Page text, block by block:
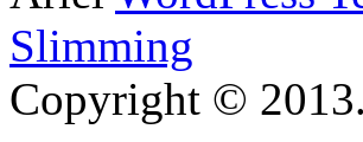
Slimming
Copyright ©